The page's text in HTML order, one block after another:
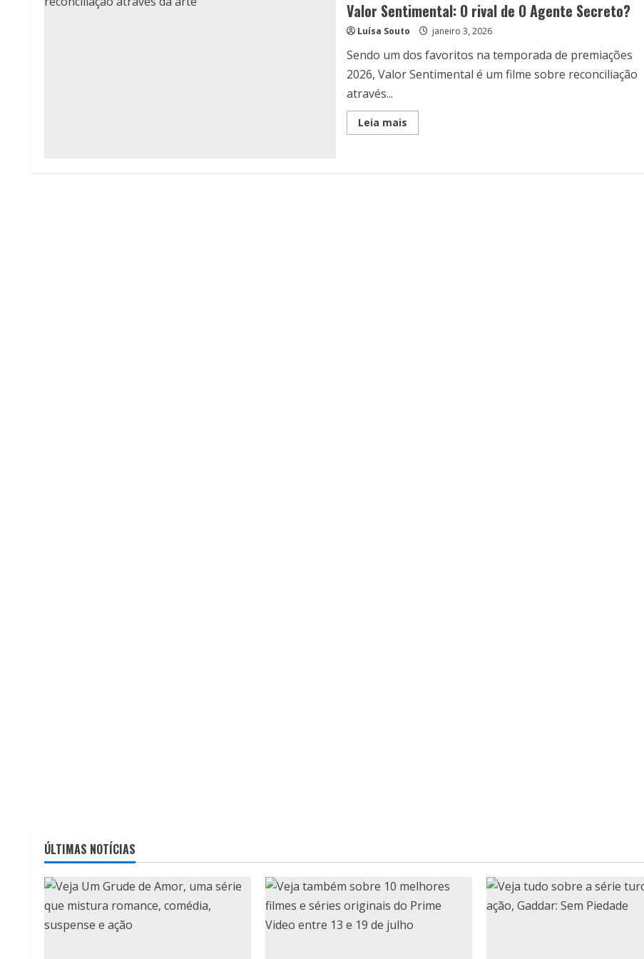
Valor Sentimental: O rival de O Agente Secreto?
Luísa Souto janeiro 3, 2026
Sendo um dos favoritos na temporada de premiações
2026, Valor Sentimental é um filme sobre reconciliação
através...
Leia maisRead
more
ÚLTIMAS NOTÍCIAS